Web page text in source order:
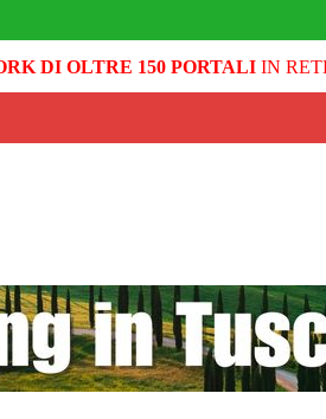
DI OLTRE 150 PORTALIIN